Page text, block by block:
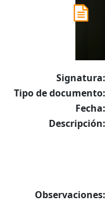
Signatura:
Tipo de documento:
Fecha:
Descripción:
Observaciones: